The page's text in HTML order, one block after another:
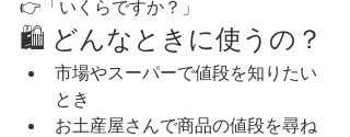
👉「いくらですか？」
🛍️ どんなときに使うの？
市場やスーパーで値段を知りたい
とき
お土産屋さんで商品の値段を尋ね